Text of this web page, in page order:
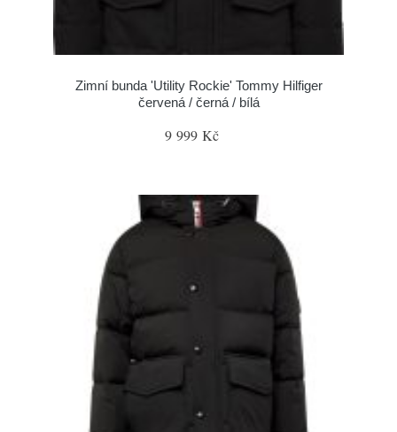
Zimní bunda 'Utility Rockie' Tommy Hilfiger
červená / černá / bílá
9 999 Kč